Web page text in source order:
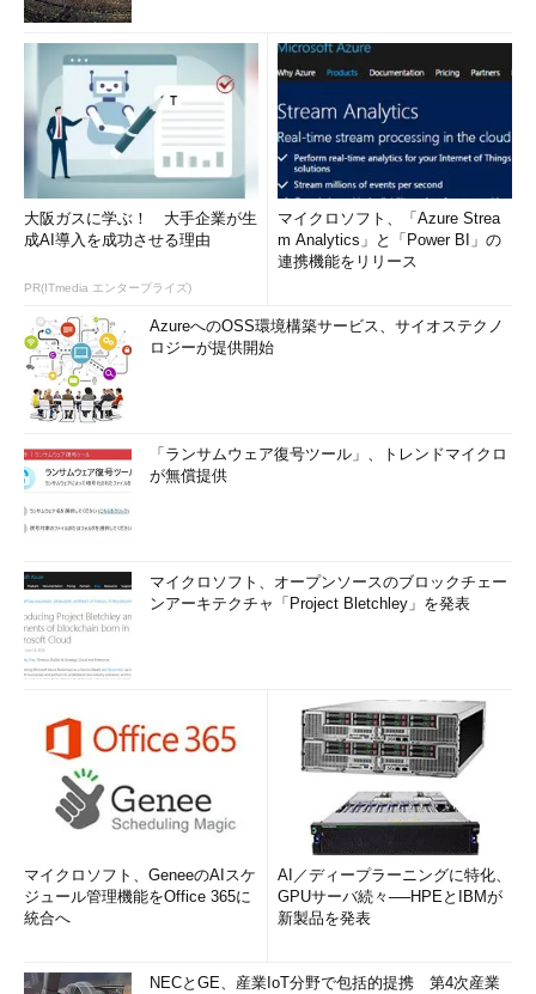
大阪ガスに学ぶ！ 大手企業が生
成AI導入を成功させる理由
PR(ITmedia エンタープライズ)
マイクロソフト、「Azure Strea
m Analytics」と「Power BI」の
連携機能をリリース
AzureへのOSS環境構築サービス、サイオステクノ
ロジーが提供開始
「ランサムウェア復号ツール」、トレンドマイクロ
が無償提供
マイクロソフト、オープンソースのブロックチェー
ンアーキテクチャ「Project Bletchley」を発表
マイクロソフト、GeneeのAIスケ
ジュール管理機能をOffice 365に
統合へ
AI／ディープラーニングに特化、
GPUサーバ続々──HPEとIBMが
新製品を発表
NECとGE、産業IoT分野で包括的提携 第4次産業